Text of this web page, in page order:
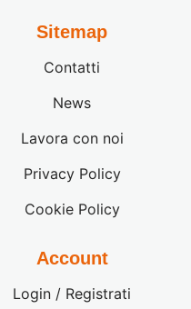
Sitemap
Contatti
News
Lavora con noi
Privacy Policy
Cookie Policy
Account
Login / Registrati